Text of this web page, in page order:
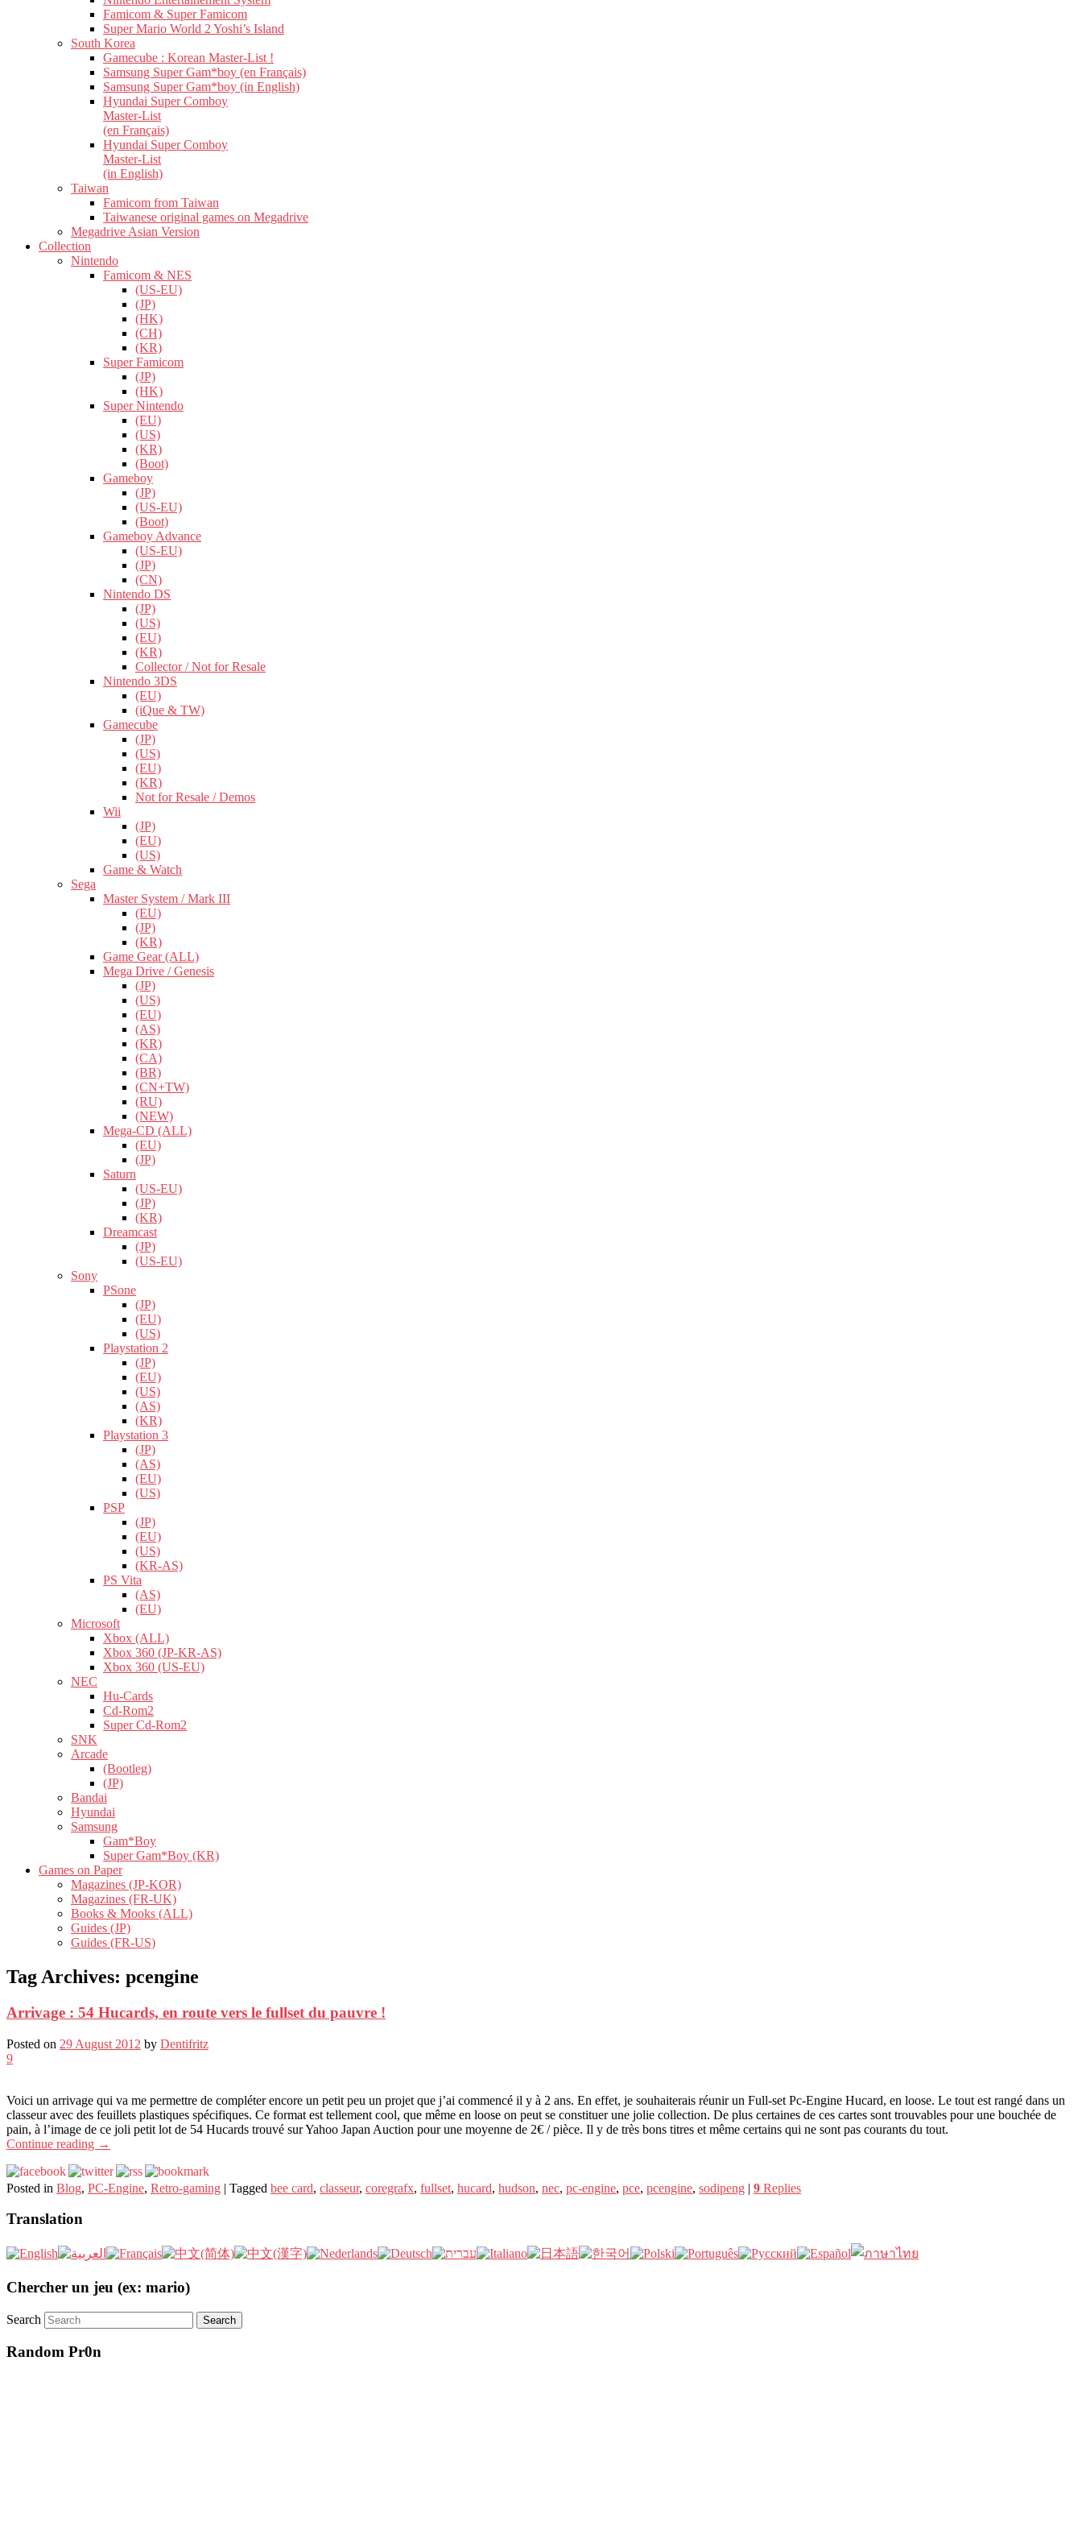
Famicom & Super Famicom
Super Mario World 2 Yoshi’s Island
South Korea
Gamecube : Korean Master-List !
Samsung Super Gam*boy (en Français)
Samsung Super Gam*boy (in English)
Hyundai Super Comboy
Master-List
(en Français)
Hyundai Super Comboy
Master-List
(in English)
Taiwan
Famicom from Taiwan
Taiwanese original games on Megadrive
Megadrive Asian Version
Collection
Nintendo
Famicom & NES
(US-EU)
(JP)
(HK)
(CH)
(KR)
Super Famicom
(JP)
(HK)
Super Nintendo
(EU)
(US)
(KR)
(Boot)
Gameboy
(JP)
(US-EU)
(Boot)
Gameboy Advance
(US-EU)
(JP)
(CN)
Nintendo DS
(JP)
(US)
(EU)
(KR)
Collector / Not for Resale
Nintendo 3DS
(EU)
(iQue & TW)
Gamecube
(JP)
(US)
(EU)
(KR)
Not for Resale / Demos
Wii
(JP)
(EU)
(US)
Game & Watch
Sega
Master System / Mark III
(EU)
(JP)
(KR)
Game Gear (ALL)
Mega Drive / Genesis
(JP)
(US)
(EU)
(AS)
(KR)
(CA)
(BR)
(CN+TW)
(RU)
(NEW)
Mega-CD (ALL)
(EU)
(JP)
Saturn
(US-EU)
(JP)
(KR)
Dreamcast
(JP)
(US-EU)
Sony
PSone
(JP)
(EU)
(US)
Playstation 2
(JP)
(EU)
(US)
(AS)
(KR)
Playstation 3
(JP)
(AS)
(EU)
(US)
PSP
(JP)
(EU)
(US)
(KR-AS)
PS Vita
(AS)
(EU)
Microsoft
Xbox (ALL)
Xbox 360 (JP-KR-AS)
Xbox 360 (US-EU)
NEC
Hu-Cards
Cd-Rom2
Super Cd-Rom2
SNK
Arcade
(Bootleg)
(JP)
Bandai
Hyundai
Samsung
Gam*Boy
Super Gam*Boy (KR)
Games on Paper
Magazines (JP-KOR)
Magazines (FR-UK)
Books & Mooks (ALL)
Guides (JP)
Guides (FR-US)
Tag Archives: pcengine
Arrivage : 54 Hucards, en route vers le fullset du pauvre !
Posted on 29 August 2012 by Dentifritz
9
Voici un arrivage qui va me permettre de compléter encore un petit peu un projet que j’ai commencé il y à 2 ans. En effet, je souhaiterais réunir un Full-set Pc-Engine Hucard, en loose. Le tout est rangé dans un
classeur avec des feuillets plastiques spécifiques. Ce format est tellement cool, que même en loose on peut se constituer une jolie collection. De plus certaines de ces cartes sont trouvables pour une bouchée de
pain, à l’image de ce joli petit lot de 54 Hucards trouvé sur Yahoo Japan Auction pour une moyenne de 2€ / pièce. Il y de très bons titres et même certains qui ne sont pas courants du tout.
Continue reading →
Posted in Blog, PC-Engine, Retro-gaming | Tagged bee card, classeur, coregrafx, fullset, hucard, hudson, nec, pc-engine, pce, pcengine, sodipeng | 9 Replies
Translation
Chercher un jeu (ex: mario)
Search
Random Pr0n